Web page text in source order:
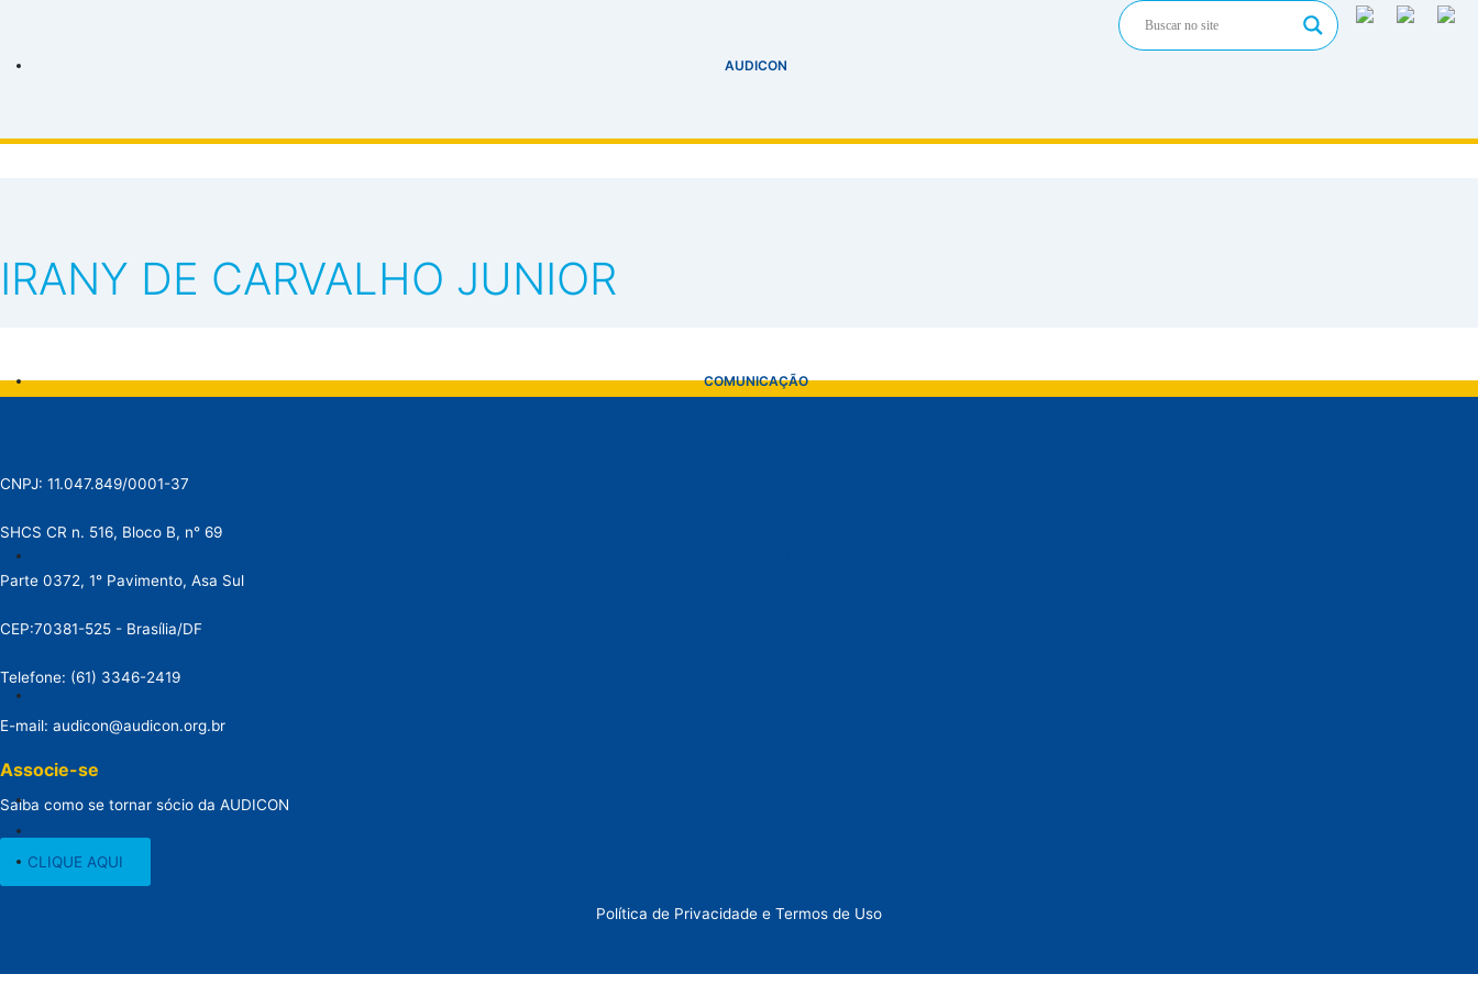
AUDICON
COMUNICAÇÃO
IRANY DE CARVALHO JUNIOR
CNPJ: 11.047.849/0001-37
SHCS CR n. 516, Bloco B, n° 69
Parte 0372, 1° Pavimento, Asa Sul
CEP:70381-525 - Brasília/DF
Telefone: (61) 3346-2419
E-mail: audicon@audicon.org.br
Associe-se
Saiba como se tornar sócio da AUDICON
CLIQUE AQUI
Política de Privacidade e Termos de Uso